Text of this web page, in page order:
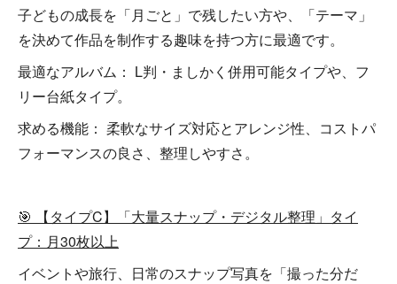
子どもの成長を「月ごと」で残したい方や、「テーマ」
を決めて作品を制作する趣味を持つ方に最適です。
最適なアルバム： L判・ましかく併用可能タイプや、フ
リー台紙タイプ。
求める機能： 柔軟なサイズ対応とアレンジ性、コストパ
フォーマンスの良さ、整理しやすさ。
🎯 【タイプC】「大量スナップ・デジタル整理」タイ
プ：月30枚以上
イベントや旅行、日常のスナップ写真を「撮った分だ